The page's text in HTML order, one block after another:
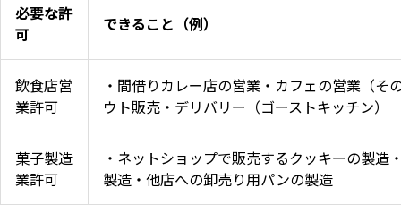
必要な許
可
できること（例）
飲食店営
業許可
・間借りカレー店の営業・カフェの営業（
ウト販売・デリバリー（ゴーストキッチン）
菓子製造
業許可
・ネットショップで販売するクッキーの製
製造・他店への卸売り用パンの製造